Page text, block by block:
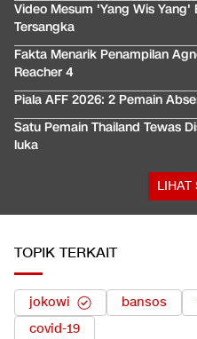
Video Mesum 'Yang Wis
Tersangka
Fakta Menarik Penampilan
Reacher 4
Piala AFF 2026: 2 Pemain
Satu Pemain Thailand Tewas
luka
LIHAT
TOPIK TERKAIT
jokowi bansos
covid-19